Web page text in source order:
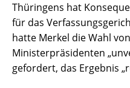
Thüringens hat
für das
hatte Merkel die Wahl
Ministerpräsidenten
gefordert, das Ergebnis